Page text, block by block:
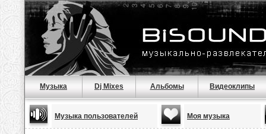
Музыка Dj Mixes Альбомы Видеоклипы
Музыка пользователей Моя музыка